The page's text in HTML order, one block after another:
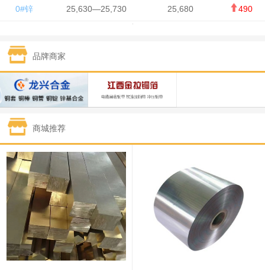
0#锌 25,630—25,730 25,680 490
1#锡 434,750—436,750
1#镍 131,200—132,400
1#白银 15,170—15,180 15,175 615
钯金
1#钴 331,000—351,000
1#锑 88,000—94,000 91,000
2#锑 84,000—90,000 87,000 0
1#镁 17,000—18,000 17,500
1#电解锰(99.7%袋装) 17,900—18,100 18,000
品牌商家
商城推荐